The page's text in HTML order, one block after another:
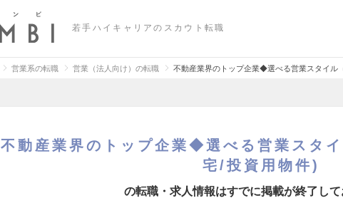
若手ハイキャリアのスカウト転職
営業系の転職 営業（法人向け）の転職 不動産業界のトップ企業◆選べる営業スタイル
不動産業界のトップ企業◆選べる営業スタ
宅/投資用物件)
の転職・求人情報はすでに掲載が終了して